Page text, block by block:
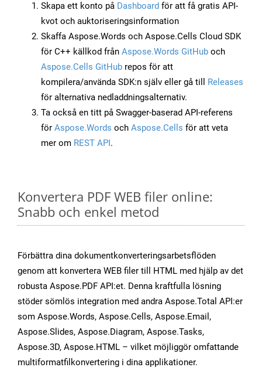
Skapa ett konto på Dashboard för att få gratis API-
kvot och auktoriseringsinformation
Skaffa Aspose.Words och Aspose.Cells Cloud SDK
för C++ källkod från Aspose.Words GitHub och
Aspose.Cells GitHub repos för att
kompilera/använda SDK:n själv eller gå till Releases
för alternativa nedladdningsalternativ.
Ta också en titt på Swagger-baserad API-referens
för Aspose.Words och Aspose.Cells för att veta
mer om REST API.
Konvertera PDF WEB filer online:
Snabb och enkel metod
Förbättra dina dokumentkonverteringsarbetsflöden
genom att konvertera WEB filer till HTML med hjälp av det
robusta Aspose.PDF API:et. Denna kraftfulla lösning
stöder sömlös integration med andra Aspose.Total API:er
som Aspose.Words, Aspose.Cells, Aspose.Email,
Aspose.Slides, Aspose.Diagram, Aspose.Tasks,
Aspose.3D, Aspose.HTML – vilket möjliggör omfattande
multiformatfilkonvertering i dina applikationer.